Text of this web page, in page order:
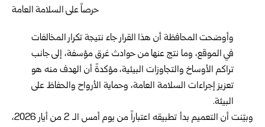
وأوضحت المحافظة أن هذا القرار جاء نتيجة تكرار المخالفات
في الموقع، وما نتج عنها من حوادث غرق مؤسفة، إلى جانب
تراكم الأوساخ والتجاوزات البيئية، مؤكدةً أن الهدف منه هو
تعزيز إجراءات السلامة العامة، وحماية الأرواح والحفاظ على
البيئة.
وبيّنت أن التعميم بدأ تطبيقه اعتباراً من يوم أمس الـ 2 من أيار 2026،